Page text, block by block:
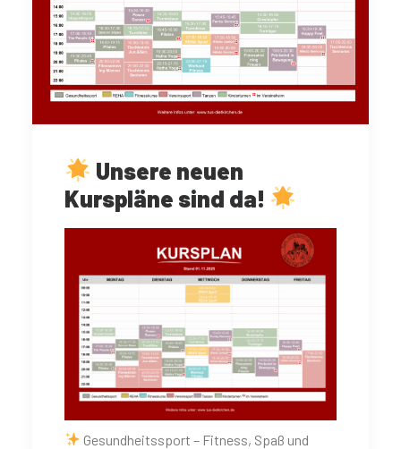
Unsere neuen
Kurspläne sind da!
Gesundheitssport – Fitness, Spaß und